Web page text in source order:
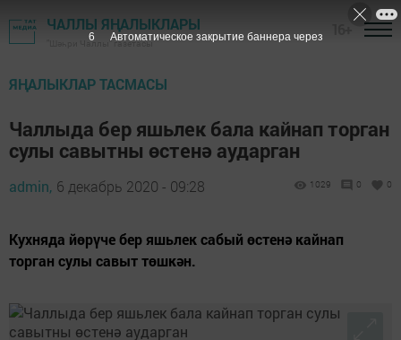
ЧАЛЛЫ ЯҢАЛЫКЛАРЫ
"Шәһри Чаллы" газетасы
ЯҢАЛЫКЛАР ТАСМАСЫ
Чаллыда бер яшьлек бала кайнап торган
сулы савытны өстенә аударган
admin, 6 декабрь 2020 - 09:28 1029 0 0
Кухняда йөрүче бер яшьлек сабый өстенә кайнап
торган сулы савыт төшкән.
5 Автоматическое закрытие баннера через